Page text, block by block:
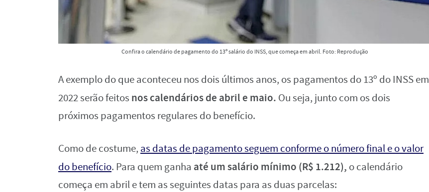
Confira o calendário de pagamento do 13º salário do INSS, que começa em abril. Foto: Reprodução
A exemplo do que aconteceu nos dois últimos anos, os pagamentos do 13º do INSS em
2022 serão feitos nos calendários de abril e maio. Ou seja, junto com os dois
próximos pagamentos regulares do benefício.
Como de costume, as datas de pagamento seguem conforme o número final e o valor
do benefício. Para quem ganha até um salário mínimo (R$ 1.212), o calendário
começa em abril e tem as seguintes datas para as duas parcelas: